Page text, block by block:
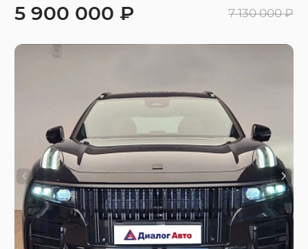
5 900 000 ₽ 7 130 000 ₽